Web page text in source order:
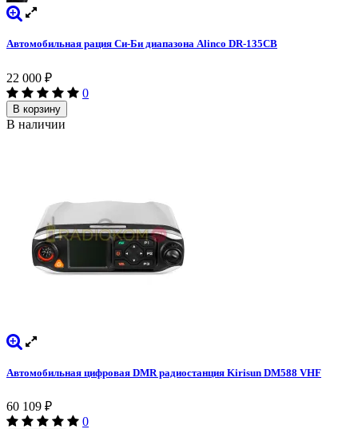
Автомобильная рация Си-Би диапазона Alinco DR-135CB
22 000 ₽
0
В корзину
В наличии
Автомобильная цифровая DMR радиостанция Kirisun DM588 VHF
60 109 ₽
0